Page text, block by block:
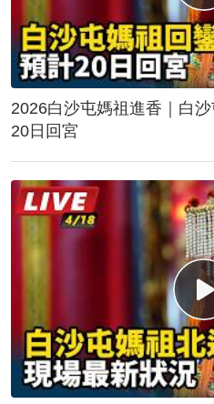
2026白沙屯媽祖進香｜白
20日回宮